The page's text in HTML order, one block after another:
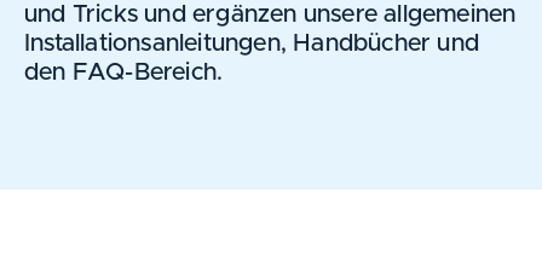
und Tricks und ergänzen unsere allgemeinen
Installationsanleitungen, Handbücher und
den FAQ-Bereich.